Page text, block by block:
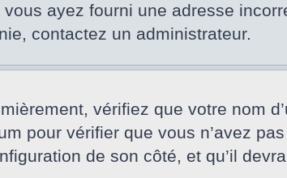
ayez fourni une adresse
contactez un administrateur.
vérifiez que votre nom
pour vérifier que vous n’avez
de son côté, et qu’il